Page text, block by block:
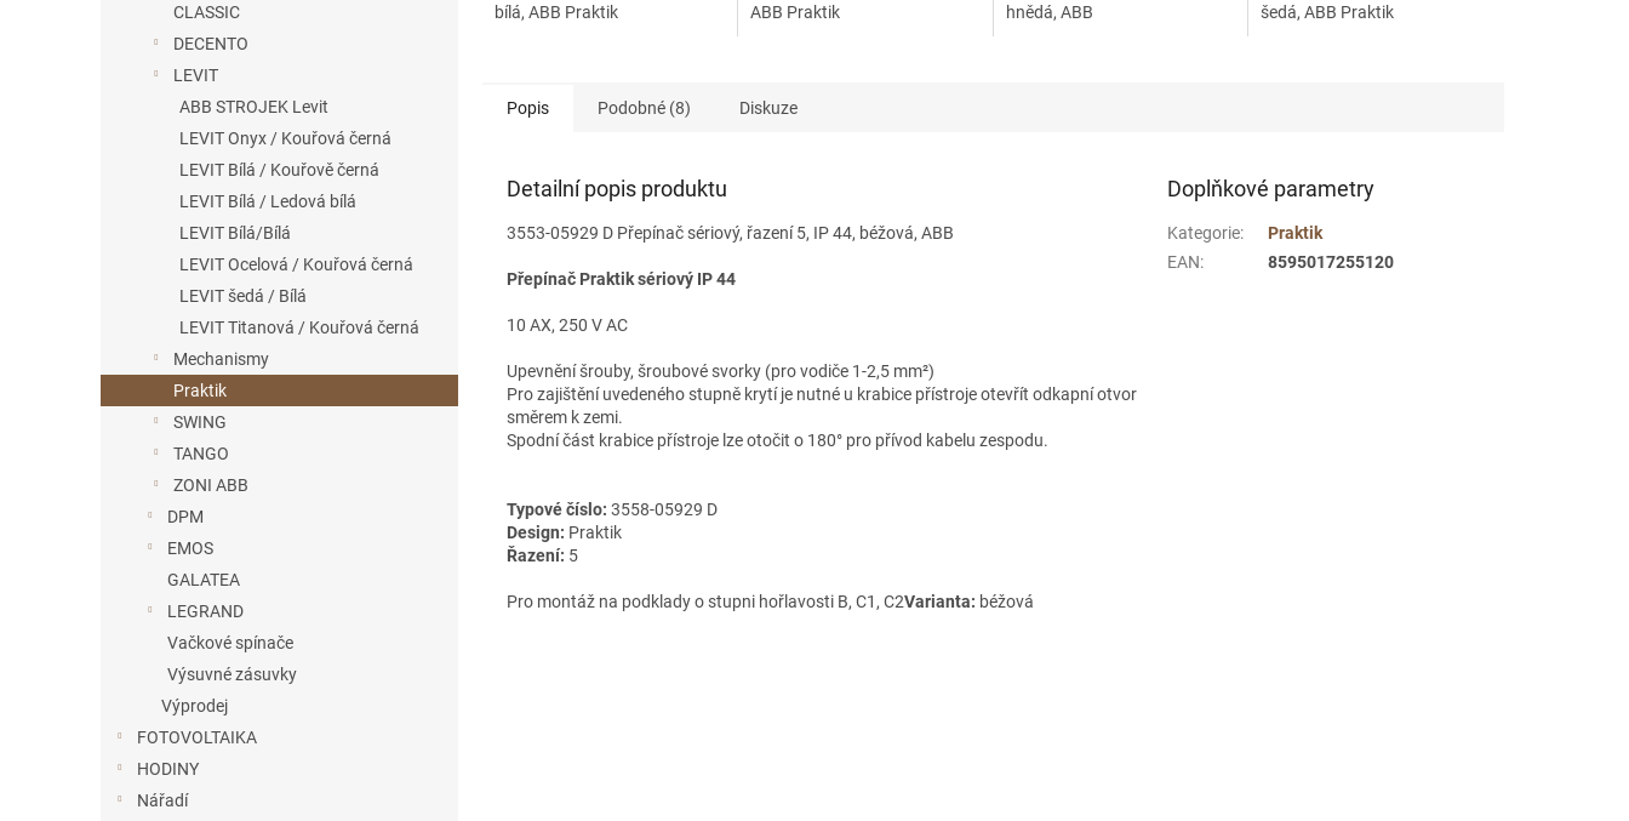
CLASSIC
DECENTO
LEVIT
ABB STROJEK Levit
LEVIT Onyx / Kouřová černá
LEVIT Bílá / Kouřově černá
LEVIT Bílá / Ledová bílá
LEVIT Bílá/Bílá
LEVIT Ocelová / Kouřová černá
LEVIT šedá / Bílá
LEVIT Titanová / Kouřová černá
Mechanismy
Praktik
SWING
TANGO
ZONI ABB
DPM
EMOS
GALATEA
LEGRAND
Vačkové spínače
Výsuvné zásuvky
Výprodej
FOTOVOLTAIKA
HODINY
Nářadí
bílá, ABB Praktik
ABB Praktik
hnědá, ABB
šedá, ABB Praktik
Popis Podobné (8) Diskuze
Detailní popis produktu
3553-05929 D Přepínač sériový, řazení 5, IP 44, béžová, ABB
Přepínač Praktik sériový IP 44
10 AX, 250 V AC
Upevnění šrouby, šroubové svorky (pro vodiče 1-2,5 mm²)
Pro zajištění uvedeného stupně krytí je nutné u krabice přístroje otevřít odkapní otvor
směrem k zemi.
Spodní část krabice přístroje lze otočit o 180° pro přívod kabelu zespodu.
Typové číslo: 3558-05929 D
Design: Praktik
Řazení: 5
Pro montáž na podklady o stupni hořlavosti B, C1, C2Varianta: béžová
Doplňkové parametry
Kategorie:
Praktik
EAN: 8595017255120